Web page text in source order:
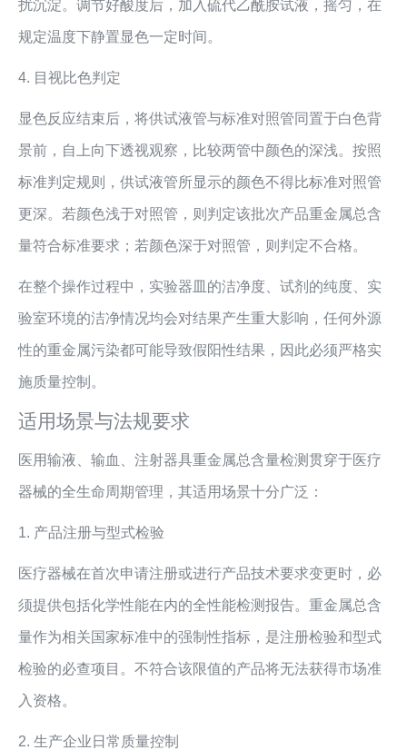
扰沉淀。调节好酸度后，加入硫代乙酰胺试液，摇匀，在
规定温度下静置显色一定时间。
4. 目视比色判定
显色反应结束后，将供试液管与标准对照管同置于白色背
景前，自上向下透视观察，比较两管中颜色的深浅。按照
标准判定规则，供试液管所显示的颜色不得比标准对照管
更深。若颜色浅于对照管，则判定该批次产品重金属总含
量符合标准要求；若颜色深于对照管，则判定不合格。
在整个操作过程中，实验器皿的洁净度、试剂的纯度、实
验室环境的洁净情况均会对结果产生重大影响，任何外源
性的重金属污染都可能导致假阳性结果，因此必须严格实
施质量控制。
适用场景与法规要求
医用输液、输血、注射器具重金属总含量检测贯穿于医疗
器械的全生命周期管理，其适用场景十分广泛：
1. 产品注册与型式检验
医疗器械在首次申请注册或进行产品技术要求变更时，必
须提供包括化学性能在内的全性能检测报告。重金属总含
量作为相关国家标准中的强制性指标，是注册检验和型式
检验的必查项目。不符合该限值的产品将无法获得市场准
入资格。
2. 生产企业日常质量控制